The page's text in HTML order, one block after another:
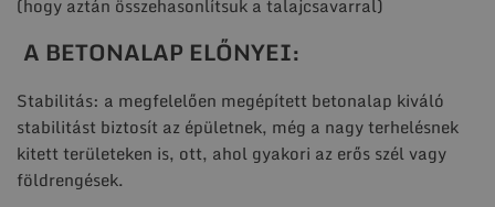
(hogy aztán összehasonlítsuk a talajcsavarral)
A BETONALAP ELŐNYEI:
Stabilitás: a megfelelően megépített betonalap kiváló
stabilitást biztosít az épületnek, még a nagy terhelésnek
kitett területeken is, ott, ahol gyakori az erős szél vagy
földrengések.